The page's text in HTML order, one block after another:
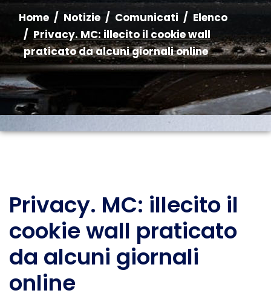
Home Notizie Comunicati
Elenco
Privacy. MC: illecito il cookie wall
praticato da alcuni giornali online
Privacy. MC: illecito il
cookie wall praticato
da alcuni giornali
online